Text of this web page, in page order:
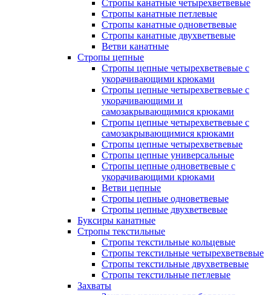
Стропы канатные четырехветвевые
Стропы канатные петлевые
Стропы канатные одноветвевые
Стропы канатные двухветвевые
Ветви канатные
Стропы цепные
Стропы цепные четырехветвевые с
укорачивающими крюками
Стропы цепные четырехветвевые с
укорачивающими и
самозакрывающимися крюками
Стропы цепные четырехветвевые с
самозакрывающимися крюками
Стропы цепные четырехветвевые
Стропы цепные универсальные
Стропы цепные одноветвевые с
укорачивающими крюками
Ветви цепные
Стропы цепные одноветвевые
Стропы цепные двухветвевые
Буксиры канатные
Стропы текстильные
Стропы текстильные кольцевые
Стропы текстильные четырехветвевые
Стропы текстильные двухветвевые
Стропы текстильные петлевые
Захваты